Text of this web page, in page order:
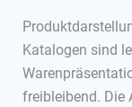
Katalogen sind
freibleibend. Die